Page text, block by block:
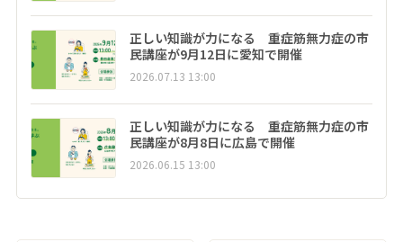
正しい知識が力になる 重症筋無力症の市
民講座が9月12日に愛知で開催
2026.07.13 13:00
正しい知識が力になる 重症筋無力症の市
民講座が8月8日に広島で開催
2026.06.15 13:00